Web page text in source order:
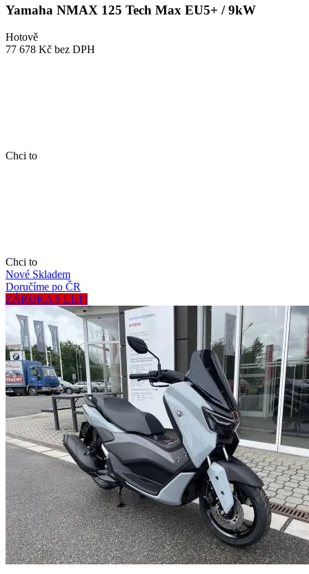
Yamaha NMAX 125 Tech Max EU5+ / 9kW
Hotově
77 678 Kč bez DPH
Chci to
Chci to
Nové Skladem
Doručíme po ČR
ZÁRUKA 5 LET!